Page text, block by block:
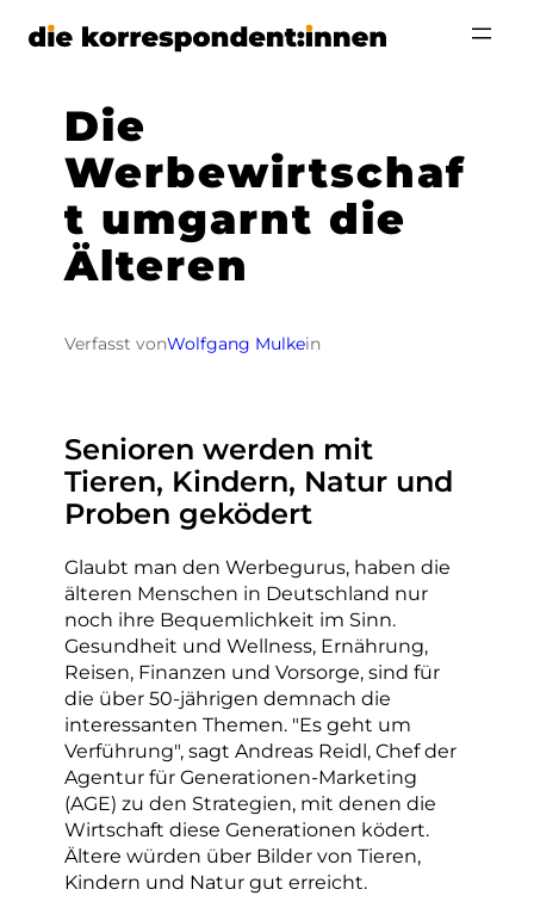
Zum
Die
Werbewirtschaf
t umgarnt die
Älteren
Verfasst vonWolfgang Mulkein
Senioren werden mit
Tieren, Kindern, Natur und
Proben geködert
Glaubt man den Werbegurus, haben die
älteren Menschen in Deutschland nur
noch ihre Bequemlichkeit im Sinn.
Gesundheit und Wellness, Ernährung,
Reisen, Finanzen und Vorsorge, sind für
die über 50-jährigen demnach die
interessanten Themen. "Es geht um
Verführung", sagt Andreas Reidl, Chef der
Agentur für Generationen-Marketing
(AGE) zu den Strategien, mit denen die
Wirtschaft diese Generationen ködert.
Ältere würden über Bilder von Tieren,
Kindern und Natur gut erreicht.